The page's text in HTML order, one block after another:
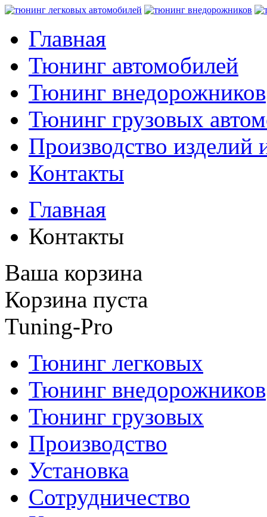
Главная
Тюнинг автомобилей
Тюнинг внедорожников
Тюнинг грузовых
Производство изделий
Контакты
Главная
Контакты
Ваша корзина
Корзина пуста
Tuning-Pro
Тюнинг легковых
Тюнинг внедорожников
Тюнинг грузовых
Производство
Установка
Сотрудничество